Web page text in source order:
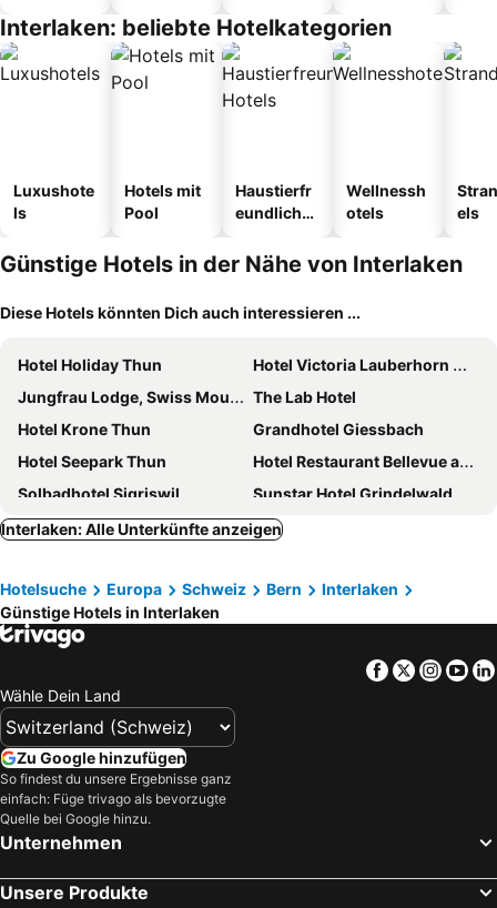
Interlaken: beliebte Hotelkategorien
Luxushote
ls
Hotels mit
Pool
Haustierfr
eundliche
Wellnessh
otels
els
Günstige Hotels in der Nähe von Interlaken
Diese Hotels könnten Dich auch interessieren ...
Hotel Holiday Thun
Hotel Victoria Lauberhorn Wengen, a Faern Collection Hotel
Jungfrau Lodge, Swiss Mountain Hotel
The Lab Hotel
Hotel Krone Thun
Grandhotel Giessbach
Hotel Seepark Thun
Hotel Restaurant Bellevue au Lac
Solbadhotel Sigriswil
Sunstar Hotel Grindelwald
Parkhotel Gunten
BEATUS Wellness- & Spa-Hotel
The Hey Hotel
Hotel AM Schloss
Hotel Seaside
Hotel Aeschi Park
Hotel-Restaurant Seegarten-Marina
Hotel Regina
Victoria-Jungfrau Grand Hotel & Spa
Deltapark Vitalresort
Hotel Brienz
Hotel Lindenhof by Crossworld AG
Hotel Residence
Hotel Chalet Swiss
Hotel Weisses Kreuz
Historisches Hotel Bären
Interlaken: Alle Unterkünfte anzeigen
Hotelsuche Europa Schweiz Bern
Interlaken
Günstige Hotels in Interlaken
Facebook
Twitter
Wähle Dein Land
Zu Google hinzufügen
So findest du unsere Ergebnisse ganz
einfach: Füge trivago als bevorzugte
Quelle bei Google hinzu.
Unternehmen
Unsere Produkte